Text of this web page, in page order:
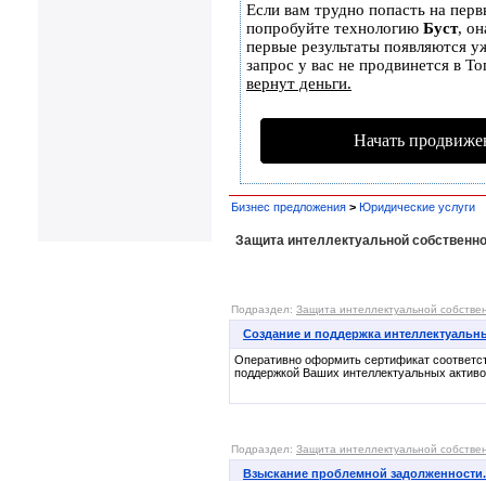
Если вам трудно попасть на
попробуйте технологию Буст,
первые результаты появляются
запрос у вас не продвинется в
вернут деньги.
Начать
Бизнес предложения > Юридические услуги
Защита интеллектуальной
Подраздел: Защита интеллектуальной
Создание и поддержка
Оперативно оформить сертификат
поддержкой Ваших интеллектуальных
Подраздел: Защита интеллектуальной
Взыскание проблемной задолженности.